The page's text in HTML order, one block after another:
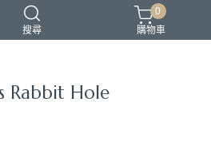
搜尋
0
購物車
Rabbit Hole